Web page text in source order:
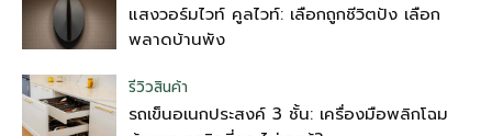
แสงวอร์มไวท์ คูลไวท์: เลือกถูกชีวิตปัง เลือก
พลาดบ้านพัง
รีวิวสินค้า
รถเข็นอเนกประสงค์ 3 ชั้น: เครื่องมือพลิกโฉม